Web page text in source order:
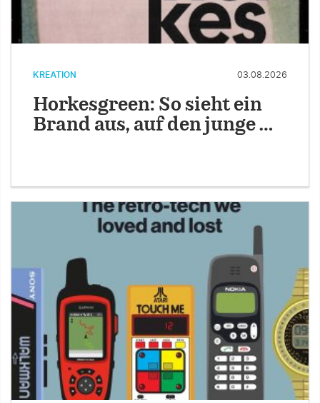
KREATION 03.08.2026
Horkesgreen: So sieht ein
Brand aus, auf den junge …